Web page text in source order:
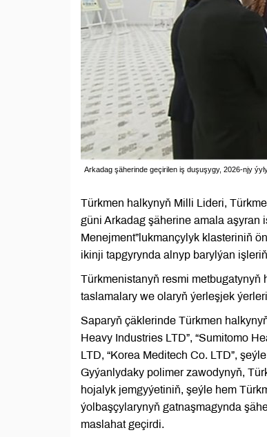
Arkadag şäherinde geçirilen iş duşuşygy, 2026-njy
Türkmen halkynyň Milli Lideri,
güni Arkadag şäherine amala aşyran
Menejment”lukmançylyk klasteriniň
ikinji tapgyrynda alnyp barylýan
Türkmenistanyň resmi metbugatynyň
taslamalary we olaryň ýerleşjek
Saparyň çäklerinde Türkmen
Heavy Industries LTD”, “Sumitomo
LTD, “Korea Meditech Co. LTD”,
Gyýanlydaky polimer zawodynyň,
hojalyk jemgyýetiniň, şeýle hem
ýolbaşçylarynyň gatnaşmagynda
maslahat geçirdi.